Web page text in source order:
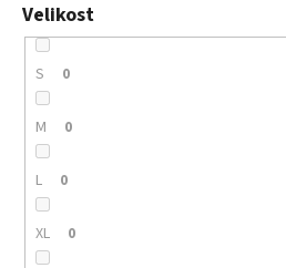
Velikost
S 0
M 0
L 0
XL 0